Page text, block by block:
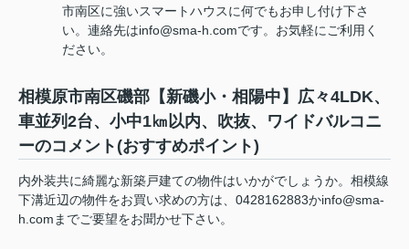
市南区に強いスマートハウスに何でもお申し付け下さ
い。連絡先はinfo@sma-h.comです。お気軽にご利用く
ださい。
相模原市南区磯部【新磯小・相陽中】広々4LDK、
車並列2台、小中1㎞以内、吹抜、ワイドバルコニ
ーのコメント(おすすめポイント)
内外装共に綺麗な新築戸建ての物件はいかがでしょうか。相模線
下溝近辺の物件をお買い求めの方は、0428162883かinfo@sma-
h.comまでご要望をお聞かせ下さい。